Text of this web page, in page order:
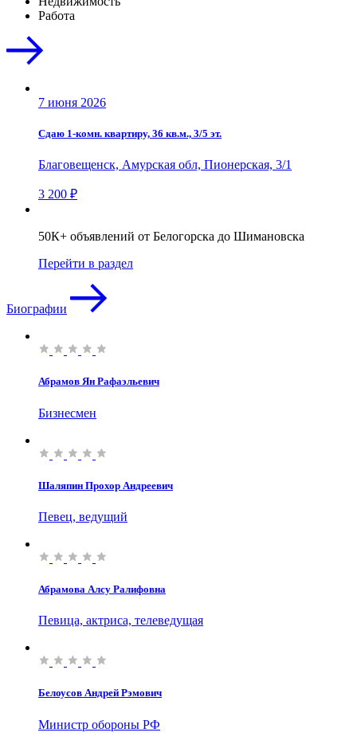
Работа
7 июня 2026
Сдаю 1-комн. квартиру, 36 кв.м., 3/5 эт.
Благовещенск, Амурская обл, Пионерская, 3/1
3 200 ₽
50К+ объявлений от Белогорска до Шимановска
Перейти в раздел
Биографии
Абрамов Ян Рафаэльевич
Бизнесмен
Шаляпин Прохор Андреевич
Певец, ведущий
Абрамова Алсу Ралифовна
Певица, актриса, телеведущая
Белоусов Андрей Рэмович
Министр обороны РФ